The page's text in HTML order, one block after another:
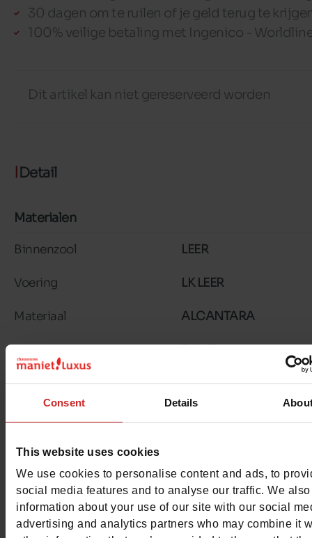
Consent Details
This website uses cookies
We use cookies to personalise content and ads, to
social media features and to analyse our traffic. We
information about your use of our site with our social
advertising and analytics partners who may combine it
30 dagen om te ruilen of je geld terug te
100% veilige betaling met Ingenico -
Dit artikel kan niet gereserveerd worden
Detail
Materialen
Binnenzool LEER
Voering LK LEER
Materiaal ALCANTARA
Zool TUNIT
Kenmerken
Breedte van de Raad
Waterbestendig Neen
Eco-score D